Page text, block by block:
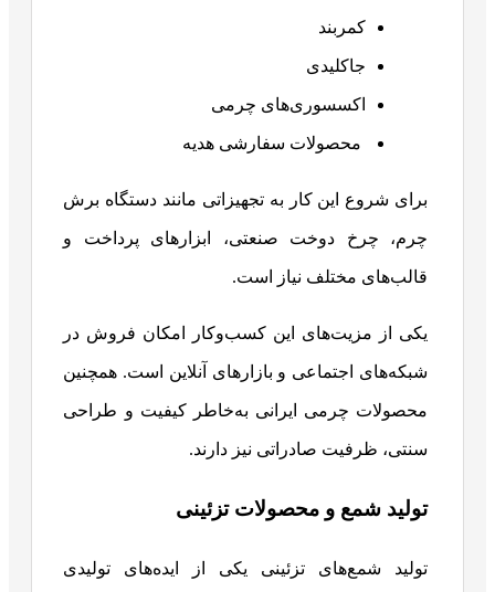
کمربند
جاکلیدی
اکسسوری‌های چرمی
محصولات سفارشی هدیه
برای شروع این کار به تجهیزاتی مانند دستگاه برش
چرم، چرخ دوخت صنعتی، ابزارهای پرداخت و
قالب‌های مختلف نیاز است.
یکی از مزیت‌های این کسب‌وکار امکان فروش در
شبکه‌های اجتماعی و بازارهای آنلاین است. همچنین
محصولات چرمی ایرانی به‌خاطر کیفیت و طراحی
سنتی، ظرفیت صادراتی نیز دارند.
تولید شمع و محصولات تزئینی
تولید شمع‌های تزئینی یکی از ایده‌های تولیدی